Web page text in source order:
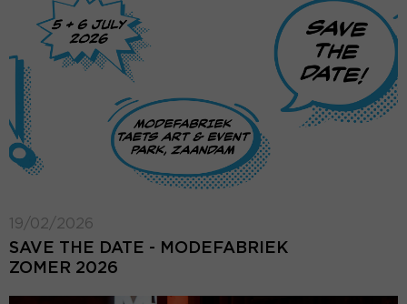
19/02/2026
SAVE THE DATE - MODEFABRIEK
ZOMER 2026